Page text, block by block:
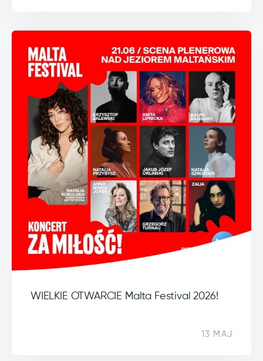
WIELKIE OTWARCIE Malta Festival 2026!
13 MAJ